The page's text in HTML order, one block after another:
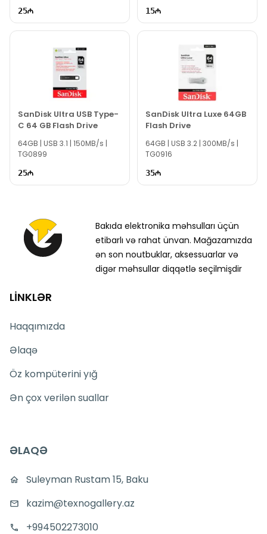
bağlı bütün suallarınızı saytımızın canlı dəstək
xəttində cavablandırmağa hər daim hazırıq.
email ilə qeydiyyat edə və ya WhatsApp nömrəmizə
mesaj göndərə bilərsiniz.
Bizə maraq göstərdiyiniz üçün təşəkkür edirik!
25 15
SanDisk Ultra USB Type-
C 64 GB Flash Drive
64GB | USB 3.1 | 150MB/s |
TG0899
25
SanDisk Ultra Luxe 64GB
Flash Drive
64GB | USB 3.2 | 300MB/s |
TG0916
35
Bakıda elektronika məhsulları üçün
etibarlı və rahat ünvan. Mağazamızda
ən son noutbuklar, aksessuarlar və
digər məhsullar diqqətlə seçilmişdir
LİNKLƏR
Haqqımızda
Əlaqə
Öz kompüterini yığ
Ən çox verilən suallar
ƏLAQƏ
Suleyman Rustam 15, Baku
kazim@texnogallery.az
+994502273010